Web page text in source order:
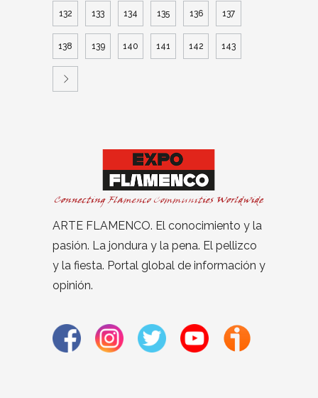
132 133 134 135 136 137
138 139 140 141 142 143
ARTE FLAMENCO. El conocimiento y la
pasión. La jondura y la pena. El pellizco
y la fiesta. Portal global de información y
opinión.